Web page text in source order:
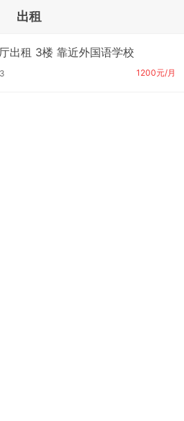
出租
出租 3楼 靠近外国语学校
1200元/月